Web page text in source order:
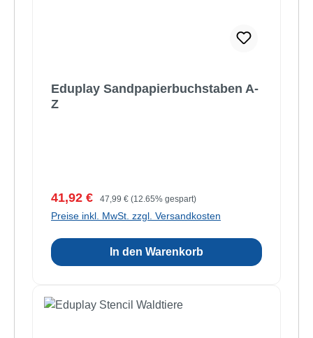
Eduplay Sandpapierbuchstaben A-
Z
Verkaufspreis:
41,92 € Regulärer Preis:
47,99 € (12.65% gespart)
Preise inkl. MwSt. zzgl. Versandkosten
In den Warenkorb